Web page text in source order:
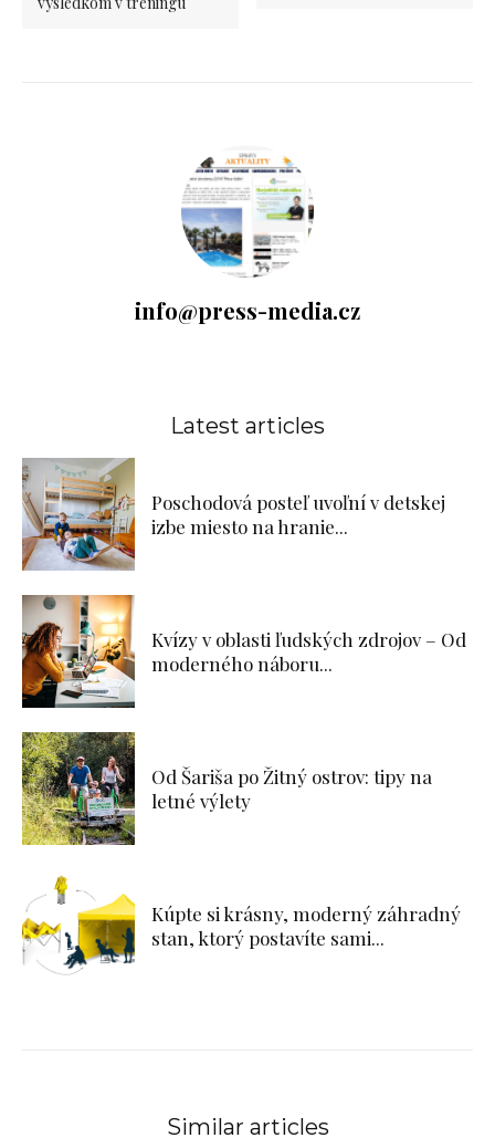
info@press-media.cz
Latest articles
Poschodová posteľ uvoľní v detskej
izbe miesto na hranie...
Kvízy v oblasti ľudských zdrojov – Od
moderného náboru...
Od Šariša po Žitný ostrov: tipy na
letné výlety
Kúpte si krásny, moderný záhradný
stan, ktorý postavíte sami...
Similar articles